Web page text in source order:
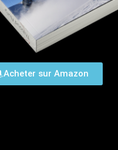
Acheter sur Amazon